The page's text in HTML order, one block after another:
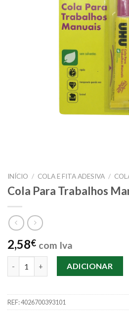
INÍCIO / COLA E FITA ADESIVA /
Cola Para Trabalhos
2,58€ com Iva
Quantidade de Cola Para Trabalhos
ADICIONAR
REF:4026700393101